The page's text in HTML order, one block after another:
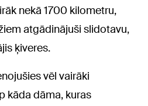
nekā 1700 kilometru,
atgādinājuši slidotavu,
ķiveres.
vēl vairāki
kāda dāma, kuras